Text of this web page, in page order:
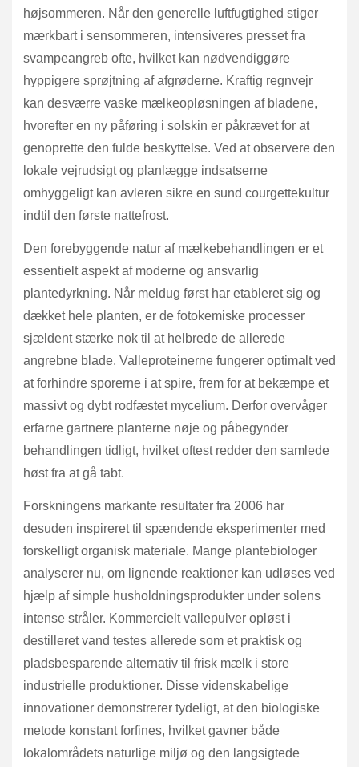
højsommeren. Når den generelle luftfugtighed stiger
mærkbart i sensommeren, intensiveres presset fra
svampeangreb ofte, hvilket kan nødvendiggøre
hyppigere sprøjtning af afgrøderne. Kraftig regnvejr
kan desværre vaske mælkeopløsningen af bladene,
hvorefter en ny påføring i solskin er påkrævet for at
genoprette den fulde beskyttelse. Ved at observere den
lokale vejrudsigt og planlægge indsatserne
omhyggeligt kan avleren sikre en sund courgettekultur
indtil den første nattefrost.
Den forebyggende natur af mælkebehandlingen er et
essentielt aspekt af moderne og ansvarlig
plantedyrkning. Når meldug først har etableret sig og
dækket hele planten, er de fotokemiske processer
sjældent stærke nok til at helbrede de allerede
angrebne blade. Valleproteinerne fungerer optimalt ved
at forhindre sporerne i at spire, frem for at bekæmpe et
massivt og dybt rodfæstet mycelium. Derfor overvåger
erfarne gartnere planterne nøje og påbegynder
behandlingen tidligt, hvilket oftest redder den samlede
høst fra at gå tabt.
Forskningens markante resultater fra 2006 har
desuden inspireret til spændende eksperimenter med
forskelligt organisk materiale. Mange plantebiologer
analyserer nu, om lignende reaktioner kan udløses ved
hjælp af simple husholdningsprodukter under solens
intense stråler. Kommercielt vallepulver opløst i
destilleret vand testes allerede som et praktisk og
pladsbesparende alternativ til frisk mælk i store
industrielle produktioner. Disse videnskabelige
innovationer demonstrerer tydeligt, at den biologiske
metode konstant forfines, hvilket gavner både
lokalområdets naturlige miljø og den langsigtede